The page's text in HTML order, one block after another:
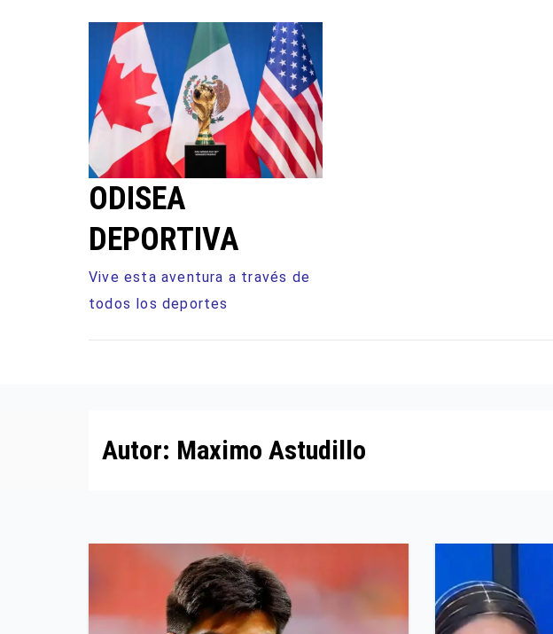
ODISEA
DEPORTIVA
Vive esta aventura a través de
todos los deportes
Autor: Maximo Astudillo